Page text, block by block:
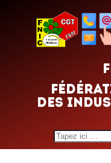
DES
Search
for: